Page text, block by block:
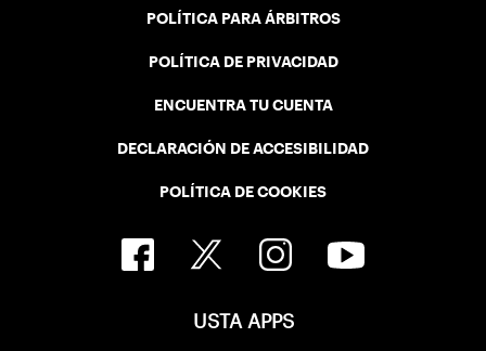
POLÍTICA PARA ÁRBITROS
POLÍTICA DE PRIVACIDAD
ENCUENTRA TU CUENTA
DECLARACIÓN DE ACCESIBILIDAD
POLÍTICA DE COOKIES
USTA APPS